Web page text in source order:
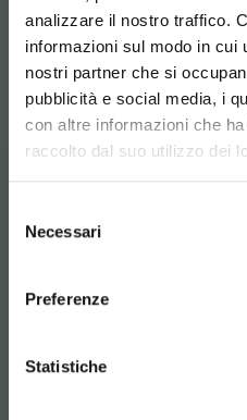
analizzare il nostro traffico.
informazioni sul modo in cui
nostri partner che si
pubblicità e social media, i
con altre informazioni che
raccolto dal suo utilizzo dei
delNecessari
Preferenze
Statistiche
Choose the country
language for a better
Crea un
vantaggi
5 % di scontosul tuo
2 % di sconto sempre
Spedizione gratis
(seleziona l'opzione